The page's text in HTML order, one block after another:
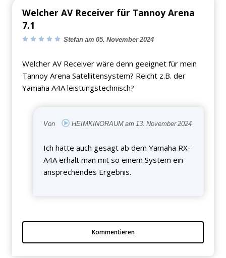
Welcher AV Receiver für Tannoy Arena
7.1
Stefan am 05. November 2024
Welcher AV Receiver wäre denn geeignet für mein
Tannoy Arena Satellitensystem? Reicht z.B. der
Yamaha A4A leistungstechnisch?
Von HEIMKINORAUM am 13. November 2024
Ich hätte auch gesagt ab dem Yamaha RX-
A4A erhält man mit so einem System ein
ansprechendes Ergebnis.
Kommentieren